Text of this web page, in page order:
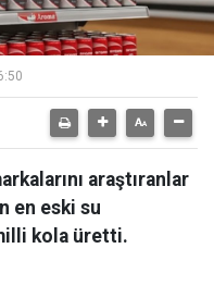
araştıranlar
en eski su
kola üretti.